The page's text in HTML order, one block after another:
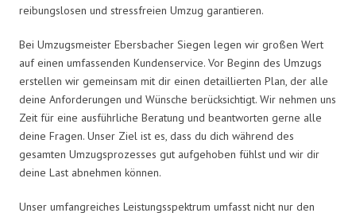
reibungslosen und stressfreien Umzug garantieren.
Bei Umzugsmeister Ebersbacher Siegen legen wir großen Wert
auf einen umfassenden Kundenservice. Vor Beginn des Umzugs
erstellen wir gemeinsam mit dir einen detaillierten Plan, der alle
deine Anforderungen und Wünsche berücksichtigt. Wir nehmen uns
Zeit für eine ausführliche Beratung und beantworten gerne alle
deine Fragen. Unser Ziel ist es, dass du dich während des
gesamten Umzugsprozesses gut aufgehoben fühlst und wir dir
deine Last abnehmen können.
Unser umfangreiches Leistungsspektrum umfasst nicht nur den